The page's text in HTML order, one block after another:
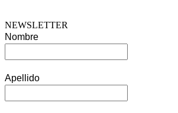
NEWSLETTER
Nombre
Apellido